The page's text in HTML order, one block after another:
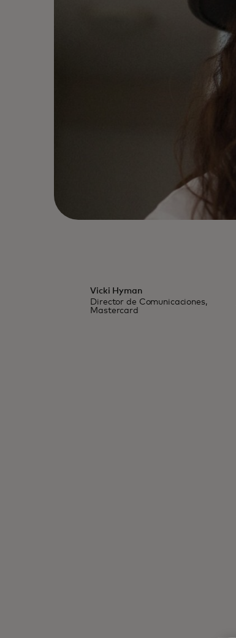
Vicki Hyman
Director de Comunicaciones,
Mastercard